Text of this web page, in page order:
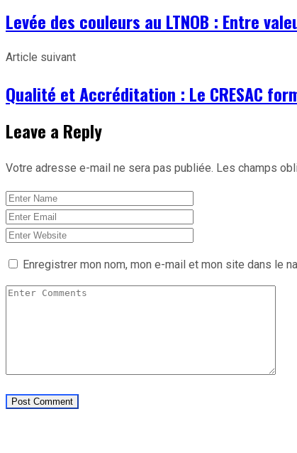
Levée des couleurs au LTNOB : Entre
Article suivant
Qualité et Accréditation : Le CRESAC
Leave a Reply
Votre adresse e-mail ne sera pas publiée. Les champs
Enregistrer mon nom, mon e-mail et mon site dans le